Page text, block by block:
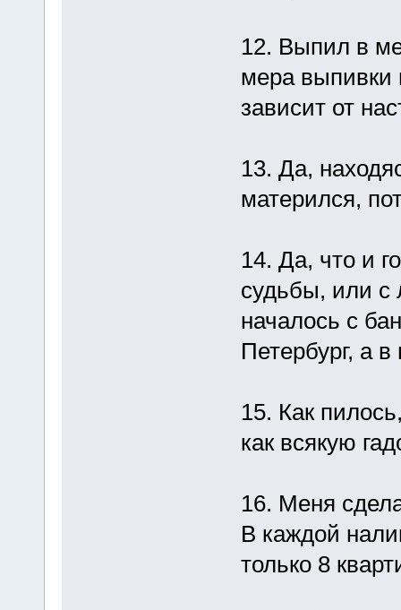
12. Выпил в
мера выпивки
зависит от
13. Да,
матерился,
14. Да, что и
судьбы, или с
началось с
Петербург, а
15. Как
как всякую
16. Меня
В каждой
только 8